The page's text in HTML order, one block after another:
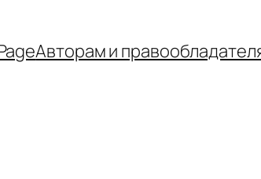
Авторам и